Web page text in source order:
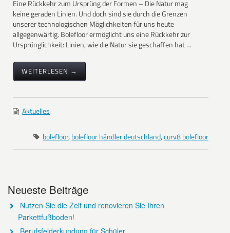
Eine Rückkehr zum Ursprüng der Formen – Die Natur mag
keine geraden Linien. Und doch sind sie durch die Grenzen
unserer technologischen Möglichkeiten für uns heute
allgegenwärtig. Bolefloor ermöglicht uns eine Rückkehr zur
Ursprünglichkeit: Linien, wie die Natur sie geschaffen hat …
WEITERLESEN →
Aktuelles
bolefloor, bolefloor händler deutschland,curv8 bolefloor
Neueste Beiträge
Nutzen Sie die Zeit und renovieren Sie Ihren
Parkettfußboden!
Berufsfelderkundung für Schüler